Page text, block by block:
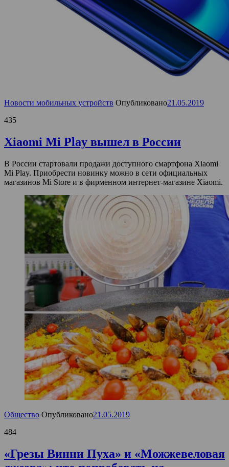
Новости мобильных устройств Опубликовано21.05.2019
435
Xiaomi Mi Play вышел в России
В России стартовали продажи доступного смартфона Xiaomi
Mi Play. Приобрести новинку можно в сети официальных
магазинов Mi Store и в фирменном интернет-магазине Xiaomi.
Общество Опубликовано21.05.2019
484
«Грезы Винни Пуха» и «Можжевеловая